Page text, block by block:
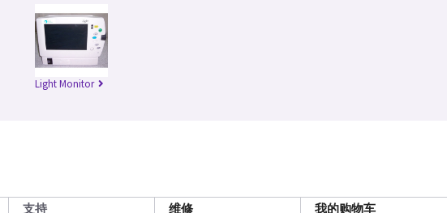
Light Monitor
支持 维修 我的购物车